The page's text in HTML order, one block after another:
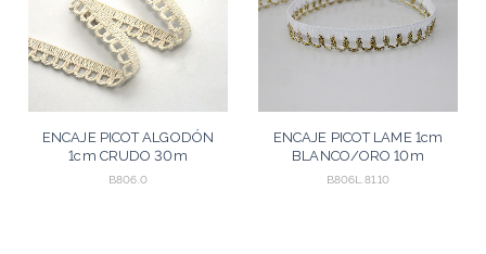
ENCAJE PICOT ALGODÓN
1cm CRUDO 30m
B806.0
ENCAJE PICOT LAME 1cm
BLANCO/ORO 10m
B806L.81.10